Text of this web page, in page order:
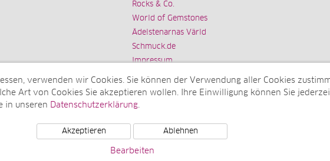
Rocks & Co.
World of Gemstones
Ädelstenarnas Värld
Schmuck.de
Impressum
der elumeo SE)
verwenden wir Cookies. Sie können der Verwendung aller Cookies
Art von Cookies Sie akzeptieren wollen. Ihre Einwilligung können Sie
in unseren Datenschutzerklärung.
Akzeptieren Ablehnen
Bearbeiten